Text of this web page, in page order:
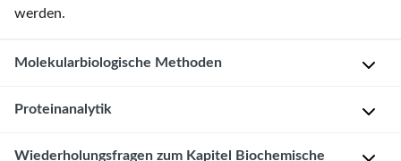
werden.
Molekularbiologische Methoden
Die
beschäftigt
Proteinanalytik
Unter
Wiederholungsfragen zum Kapitel Biochemische